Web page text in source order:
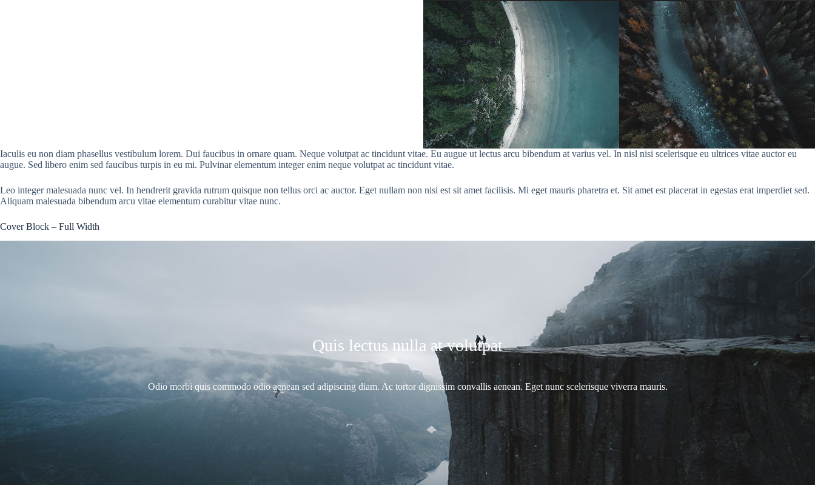
Iaculis eu non diam phasellus vestibulum lorem. Dui faucibus in ornare quam. Neque volutpat ac tincidunt vitae. Eu augue ut lectus arcu bibendum at varius vel. In nisl nisi scelerisque eu ultrices vitae auctor eu
augue. Sed libero enim sed faucibus turpis in eu mi. Pulvinar elementum integer enim neque volutpat ac tincidunt vitae.
Leo integer malesuada nunc vel. In hendrerit gravida rutrum quisque non tellus orci ac auctor. Eget nullam non nisi est sit amet facilisis. Mi eget mauris pharetra et. Sit amet est placerat in egestas erat imperdiet sed.
Aliquam malesuada bibendum arcu vitae elementum curabitur vitae nunc.
Cover Block – Full Width
Quis lectus nulla at volutpat
Odio morbi quis commodo odio aenean sed adipiscing diam. Ac tortor dignissim convallis aenean. Eget nunc scelerisque viverra mauris.